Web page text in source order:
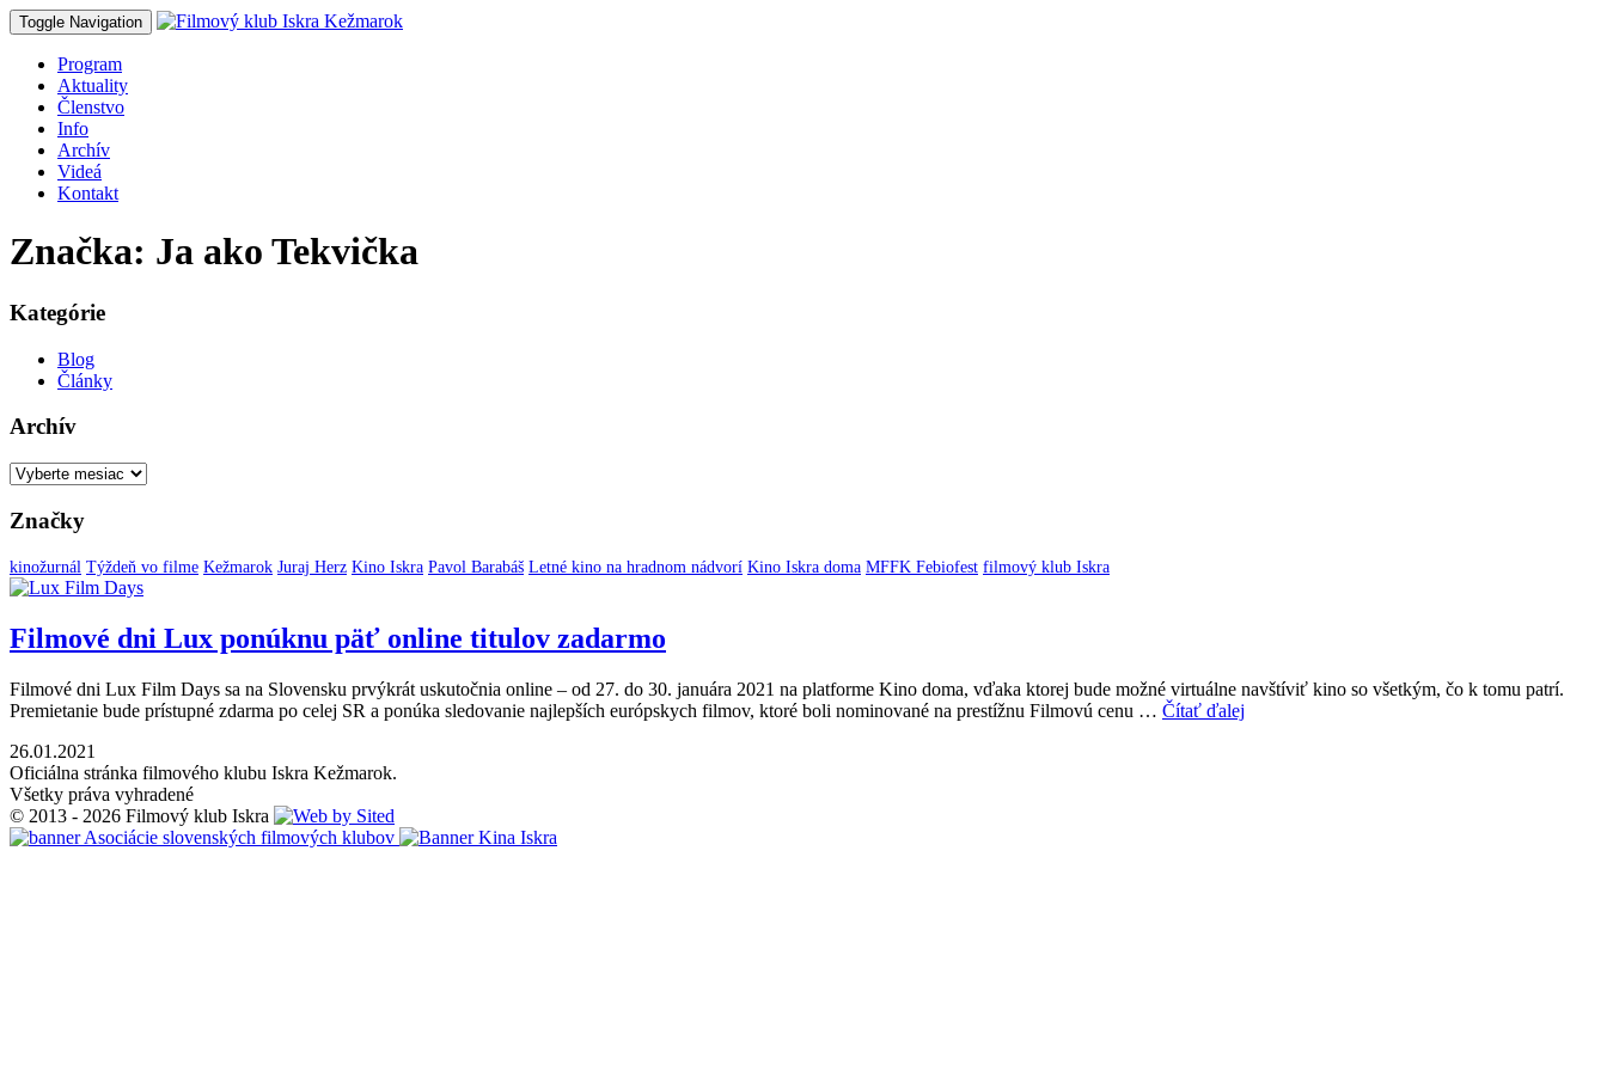
Toggle Navigation
Program
Aktuality
Členstvo
Info
Archív
Videá
Kontakt
Značka: Ja ako Tekvička
Kategórie
Blog
Články
Archív
Archív
Značky
kinožurnál Týždeň vo filme Kežmarok Juraj Herz Kino Iskra Pavol Barabáš Letné kino na hradnom nádvorí Kino Iskra doma MFFK Febiofest filmový klub Iskra
Filmové dni Lux ponúknu päť online titulov zadarmo
Filmové dni Lux Film Days sa na Slovensku prvýkrát uskutočnia online – od 27. do 30. januára 2021 na platforme Kino doma, vďaka ktorej bude možné virtuálne navštíviť kino so všetkým, čo k tomu patrí.
Premietanie bude prístupné zdarma po celej SR a ponúka sledovanie najlepších európskych filmov, ktoré boli nominované na prestížnu Filmovú cenu … Čítať ďalej
26.01.2021
Oficiálna stránka filmového klubu Iskra Kežmarok.
Všetky práva vyhradené
© 2013 - 2026 Filmový klub Iskra